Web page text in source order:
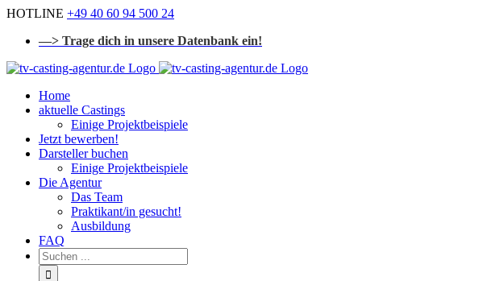
Zum
springen
HOTLINE +49 40 60 94 500 24
—> Trage dich in unsere Datenbank ein!
Home
aktuelle Castings
Einige Projektbeispiele
Jetzt bewerben!
Darsteller buchen
Einige Projektbeispiele
Die Agentur
Das Team
Praktikant/in gesucht!
Ausbildung
FAQ
Suchen
...